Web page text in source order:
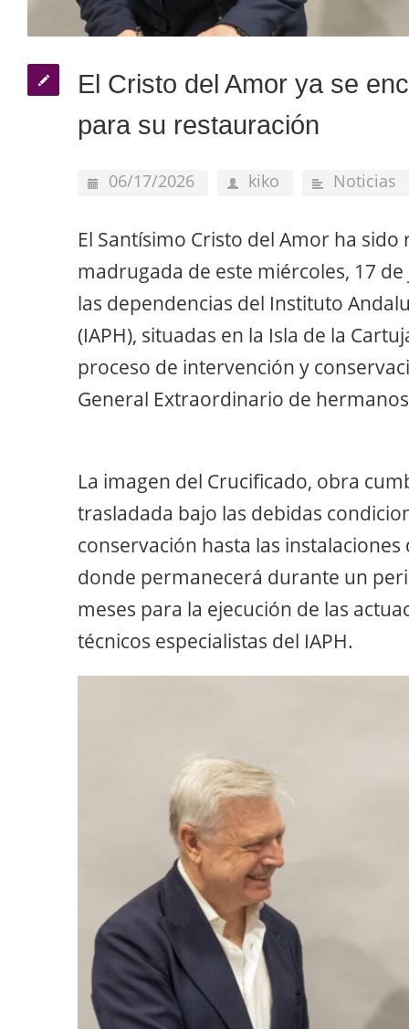
El Cristo del Amor ya se
para su restauración
06/17/2026 kiko Noticias
El Santísimo Cristo del Amor ha
madrugada de este miércoles, 17
las dependencias del Instituto
(IAPH), situadas en la Isla de la
proceso de intervención y
General Extraordinario de
La imagen del Crucificado, obra
trasladada bajo las debidas
conservación hasta las
donde permanecerá durante un
meses para la ejecución de las
técnicos especialistas del IAPH.